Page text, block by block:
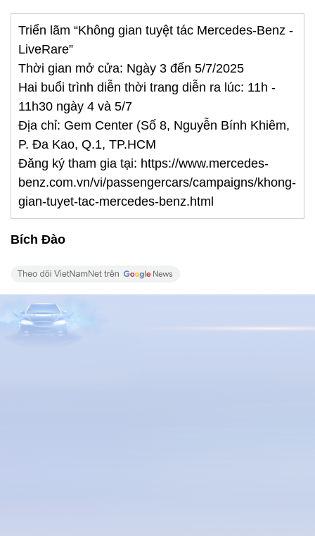
Triển lãm “Không gian tuyệt tác Mercedes-Benz -
LiveRare”
Thời gian mở cửa: Ngày 3 đến 5/7/2025
Hai buổi trình diễn thời trang diễn ra lúc: 11h -
11h30 ngày 4 và 5/7
Địa chỉ: Gem Center (Số 8, Nguyễn Bính Khiêm,
P. Đa Kao, Q.1, TP.HCM
Đăng ký tham gia tại: https://www.mercedes-
benz.com.vn/vi/passengercars/campaigns/khong-
gian-tuyet-tac-mercedes-benz.html
Bích Đào